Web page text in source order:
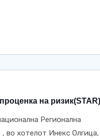
на ризик(STAR)
Регионална
во хотелот Инекс Олгица,